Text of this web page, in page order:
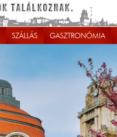
SZÁLLÁS GASZTRONÓMIA